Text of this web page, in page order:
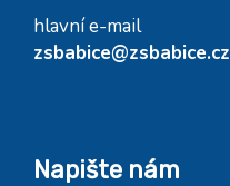
hlavní e-mail
zsbabice@zsbabice.cz
Napište nám